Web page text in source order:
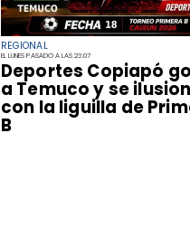
REGIONAL
EL LUNES PASADO A LAS 23:07
Deportes Copiapó
a Temuco y se
con la liguilla de
B